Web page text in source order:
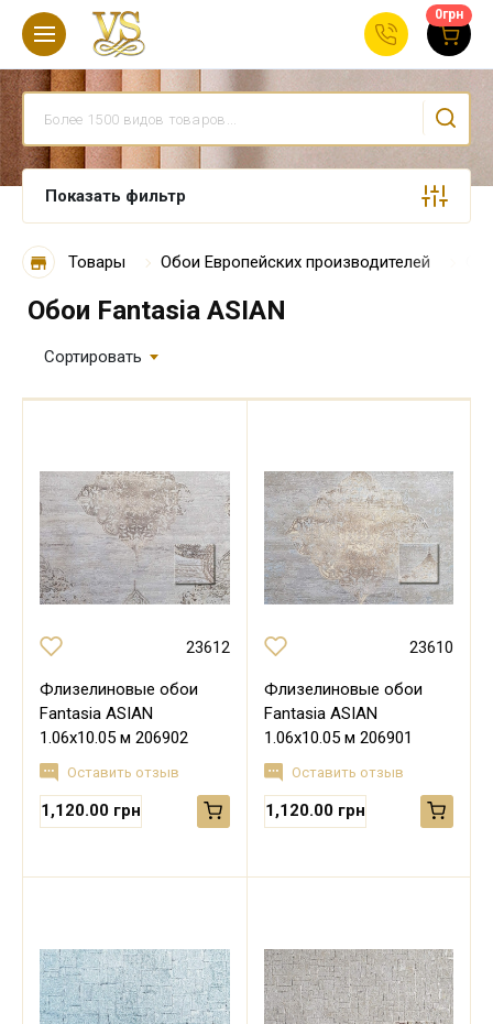
0грн
Показать фильтр
Товары Обои Европейских производителей
Обои Fantasia ASIAN
Сортировать
23612
Флизелиновые обои
Fantasia ASIAN
1.06х10.05 м 206902
Оставить отзыв
1,120.00 грн
23610
Флизелиновые обои
Fantasia ASIAN
1.06х10.05 м 206901
Оставить отзыв
1,120.00 грн